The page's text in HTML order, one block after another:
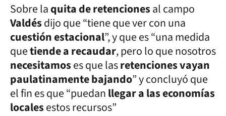
Sobre laquita de retencionesal campo
Valdésdijo que “tiene que ver con una
cuestión estacional”, y que es “una medida
quetiende a recaudar, pero lo que nosotros
necesitamoses que lasretenciones vayan
paulatinamente bajando” y concluyó que
el fin es que “puedanllegar a las economías
localesestos recursos”